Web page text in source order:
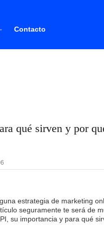
Contacto
qué sirven y por
estrategia de marketing
seguramente te será de
su importancia y para qué